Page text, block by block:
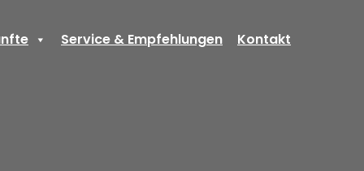
Service & Empfehlungen Kontakt